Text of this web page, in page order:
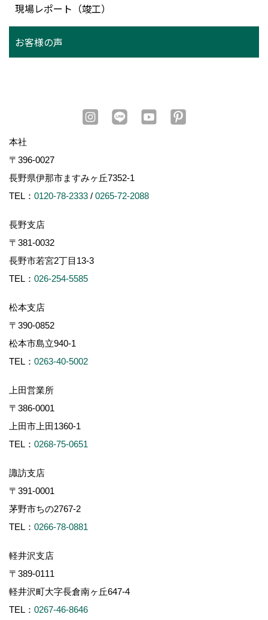
現場レポート（竣工）
お客様の声
本社
〒396-0027
長野県伊那市ますみヶ丘7352-1
TEL： 0120-78-2333 / 0265-72-2088
長野支店
〒381-0032
長野市若宮2丁目13-3
TEL： 026-254-5585
松本支店
〒390-0852
松本市島立940-1
TEL： 0263-40-5002
上田営業所
〒386-0001
上田市上田1360-1
TEL： 0268-75-0651
諏訪支店
〒391-0001
茅野市ちの2767-2
TEL： 0266-78-0881
軽井沢支店
〒389-0111
軽井沢町大字長倉南ヶ丘647-4
TEL： 0267-46-8646